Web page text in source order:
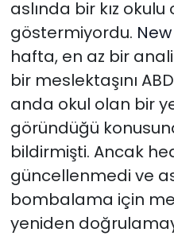
aslında bir kız
göstermiyordu.
hafta, en az bir
bir meslektaşını
anda okul olan bir
göründüğü
bildirmişti. Ancak
güncellenmedi ve
bombalama için
yeniden